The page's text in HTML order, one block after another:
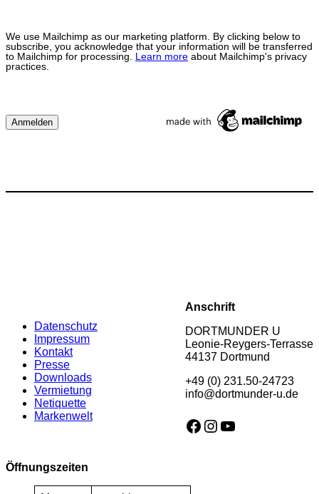
We use Mailchimp as our marketing platform. By clicking below to
subscribe, you acknowledge that your information will be transferred
to Mailchimp for processing. Learn more about Mailchimp's privacy
practices.
Datenschutz
Impressum
Kontakt
Presse
Downloads
Vermietung
Netiquette
Markenwelt
Anschrift
DORTMUNDER U
Leonie-Reygers-Terrasse
44137 Dortmund
+49 (0) 231.50-24723
info@dortmunder-u.de
Facebook
Instagram
YouTube
Öffnungszeiten